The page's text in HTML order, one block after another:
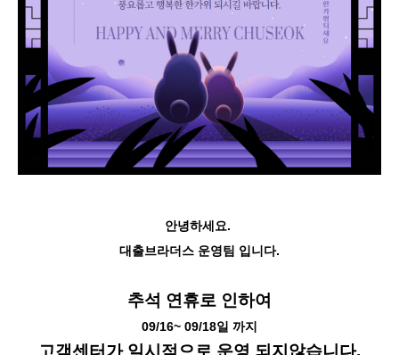
안녕하세요.
대출브라더스 운영팀 입니다.
추석 연휴로 인하여
09/16~ 09/18일 까지
고객센터가 일시적으로 운영 되지않습니다.